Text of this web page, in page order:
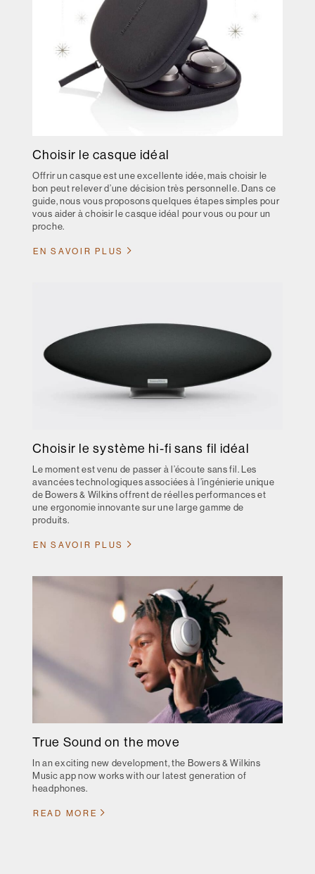
Choisir le casque idéal
Offrir un casque est une excellente idée, mais choisir le
bon peut relever d’une décision très personnelle. Dans ce
guide, nous vous proposons quelques étapes simples pour
vous aider à choisir le casque idéal pour vous ou pour un
proche.
EN SAVOIR PLUS
Choisir le système hi-fi sans fil idéal
Le moment est venu de passer à l’écoute sans fil. Les
avancées technologiques associées à l’ingénierie unique
de Bowers & Wilkins offrent de réelles performances et
une ergonomie innovante sur une large gamme de
produits.
EN SAVOIR PLUS
True Sound on the move
In an exciting new development, the Bowers & Wilkins
Music app now works with our latest generation of
headphones.
READ MORE